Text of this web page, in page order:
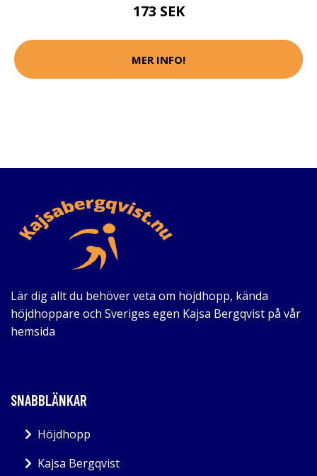
173 SEK
MER INFO!
Lär dig allt du behöver veta om höjdhopp, kända
höjdhoppare och Sveriges egen Kajsa Bergqvist på vår
hemsida
SNABBLÄNKAR
Höjdhopp
Kajsa Bergqvist